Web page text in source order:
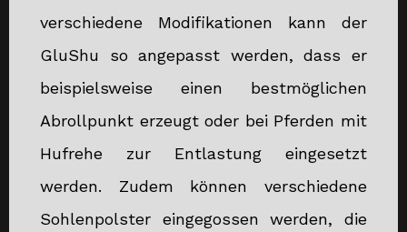
verschiedene Modifikationen kann der
GluShu so angepasst werden, dass er
beispielsweise einen bestmöglichen
Abrollpunkt erzeugt oder bei Pferden mit
Hufrehe zur Entlastung eingesetzt
werden. Zudem können verschiedene
Sohlenpolster eingegossen werden, die